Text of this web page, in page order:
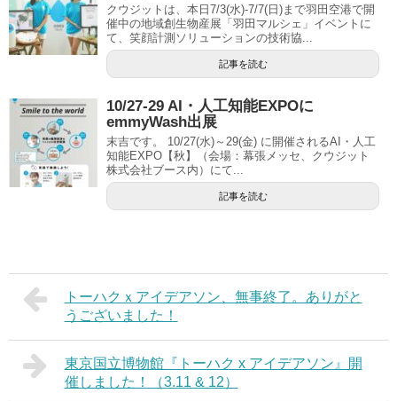
クウジットは、本日7/3(水)-7/7(日)まで羽田空港で開
催中の地域創生物産展「羽田マルシェ」イベントに
て、笑顔計測ソリューションの技術協...
記事を読む
10/27-29 AI・人工知能EXPOに
emmyWash出展
末吉です。 10/27(水)～29(金) に開催されるAI・人工
知能EXPO【秋】（会場：幕張メッセ、クウジット
株式会社ブース内）にて...
記事を読む
トーハクｘアイデアソン、無事終了。ありがと
うございました！
東京国立博物館『トーハク x アイデアソン』開
催しました！（3.11 & 12）